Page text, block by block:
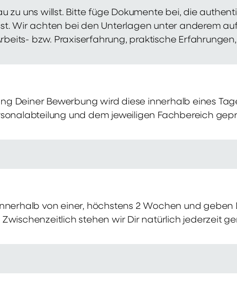
zu uns willst. Bitte füge Dokumente bei, die
Wir achten bei den Unterlagen unter anderem
bzw. Praxiserfahrung, praktische
Deiner Bewerbung wird diese innerhalb eines
und dem jeweiligen Fachbereich
von einer, höchstens 2 Wochen und geben
Zwischenzeitlich stehen wir Dir natürlich jederzeit